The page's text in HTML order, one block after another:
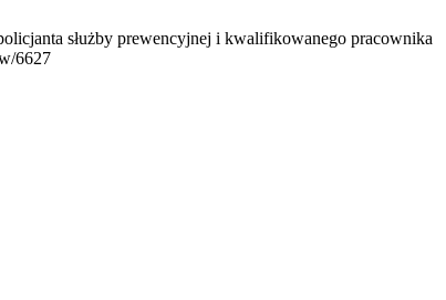
służby prewencyjnej i kwalifikowanego pracownika
6627